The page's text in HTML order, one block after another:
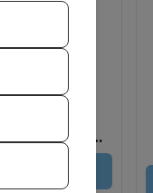
CPAD
| Média